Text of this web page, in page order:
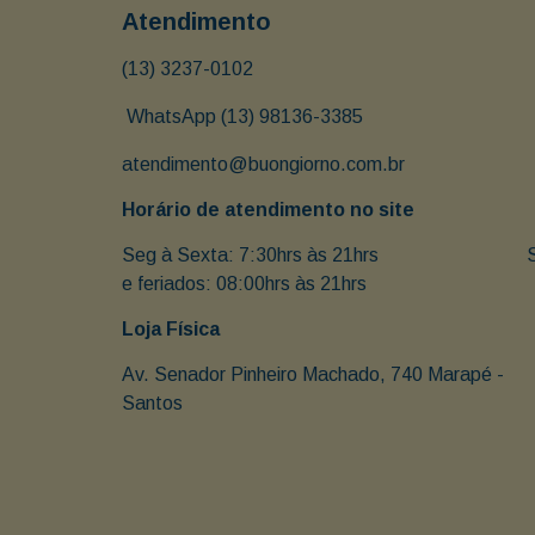
Atendimento
(13) 3237-0102
WhatsApp (13) 98136-3385
atendimento@buongiorno.com.br
Horário de atendimento no site
Seg à Sexta: 7:30hrs às 21hrs
e feriados: 08:00hrs às 21hrs
Loja Física
Av. Senador Pinheiro Machado, 740 Marapé -
Santos